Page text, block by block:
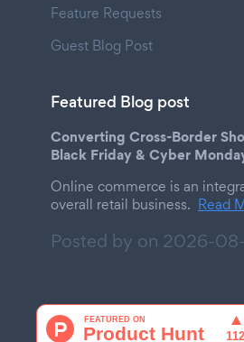
Feature Requests
Guest Blog Post
Featured Blog post
Converting Cross-Border
Black Friday & Cyber
Online commerce is an
overall retail business. Read
Posted by on 2026-